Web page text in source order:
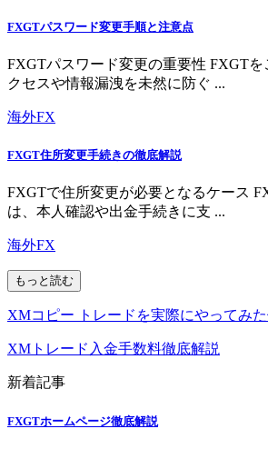
FXGTパスワード変更手順と注意点
FXGTパスワード変更の重要性 FXGT
クセスや情報漏洩を未然に防ぐ ...
海外FX
FXGT住所変更手続きの徹底解説
FXGTで住所変更が必要となるケース
は、本人確認や出金手続きに支 ...
海外FX
もっと読む
XMコピー トレードを実際にやってみ
XMトレード入金手数料徹底解説
新着記事
FXGTホームページ徹底解説